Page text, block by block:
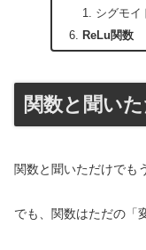
シグモイ
ReLu関数
関数と聞い
関数と聞いただけでも
でも、関数はただの「